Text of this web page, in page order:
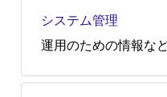
システム管理
運用のための情報など